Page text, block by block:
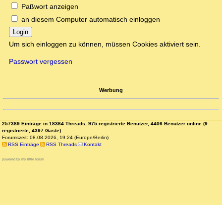
Paßwort anzeigen
an diesem Computer automatisch einloggen
Login
Um sich einloggen zu können, müssen Cookies aktiviert sein.
Passwort vergessen
Werbung
257389 Einträge in 18364 Threads, 975 registrierte Benutzer, 4406 Benutzer online (9
registrierte, 4397 Gäste)
Forumszeit: 08.08.2026, 19:24 (Europe/Berlin)
RSS Einträge
RSS Threads Kontakt
powered by my little forum